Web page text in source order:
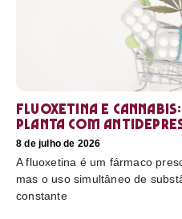
Fluoxetina e
planta com
8 de julho de 2026
A fluoxetina é um fármaco
mas o uso simultâneo de
constante